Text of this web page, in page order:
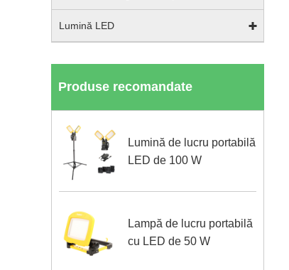
Lumină LED
Produse recomandate
Lumină de lucru portabilă
LED de 100 W
Lampă de lucru portabilă
cu LED de 50 W